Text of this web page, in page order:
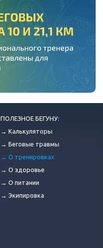
ПОЛЕЗНОЕ БЕГУНУ:
→ Калькуляторы
→ Беговые травмы
→ О тренировках
→ О здоровье
→ О питании
→ Экипировка